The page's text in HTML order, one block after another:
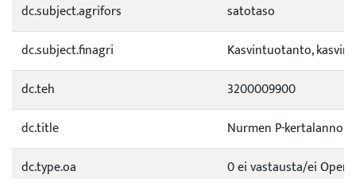
dc.subject.agrifors
satotaso
dc.subject.finagri
Kasvintuotanto,
dc.teh
3200009900
dc.title
Nurmen P-
dc.type.oa
0 ei vastausta/ei Open